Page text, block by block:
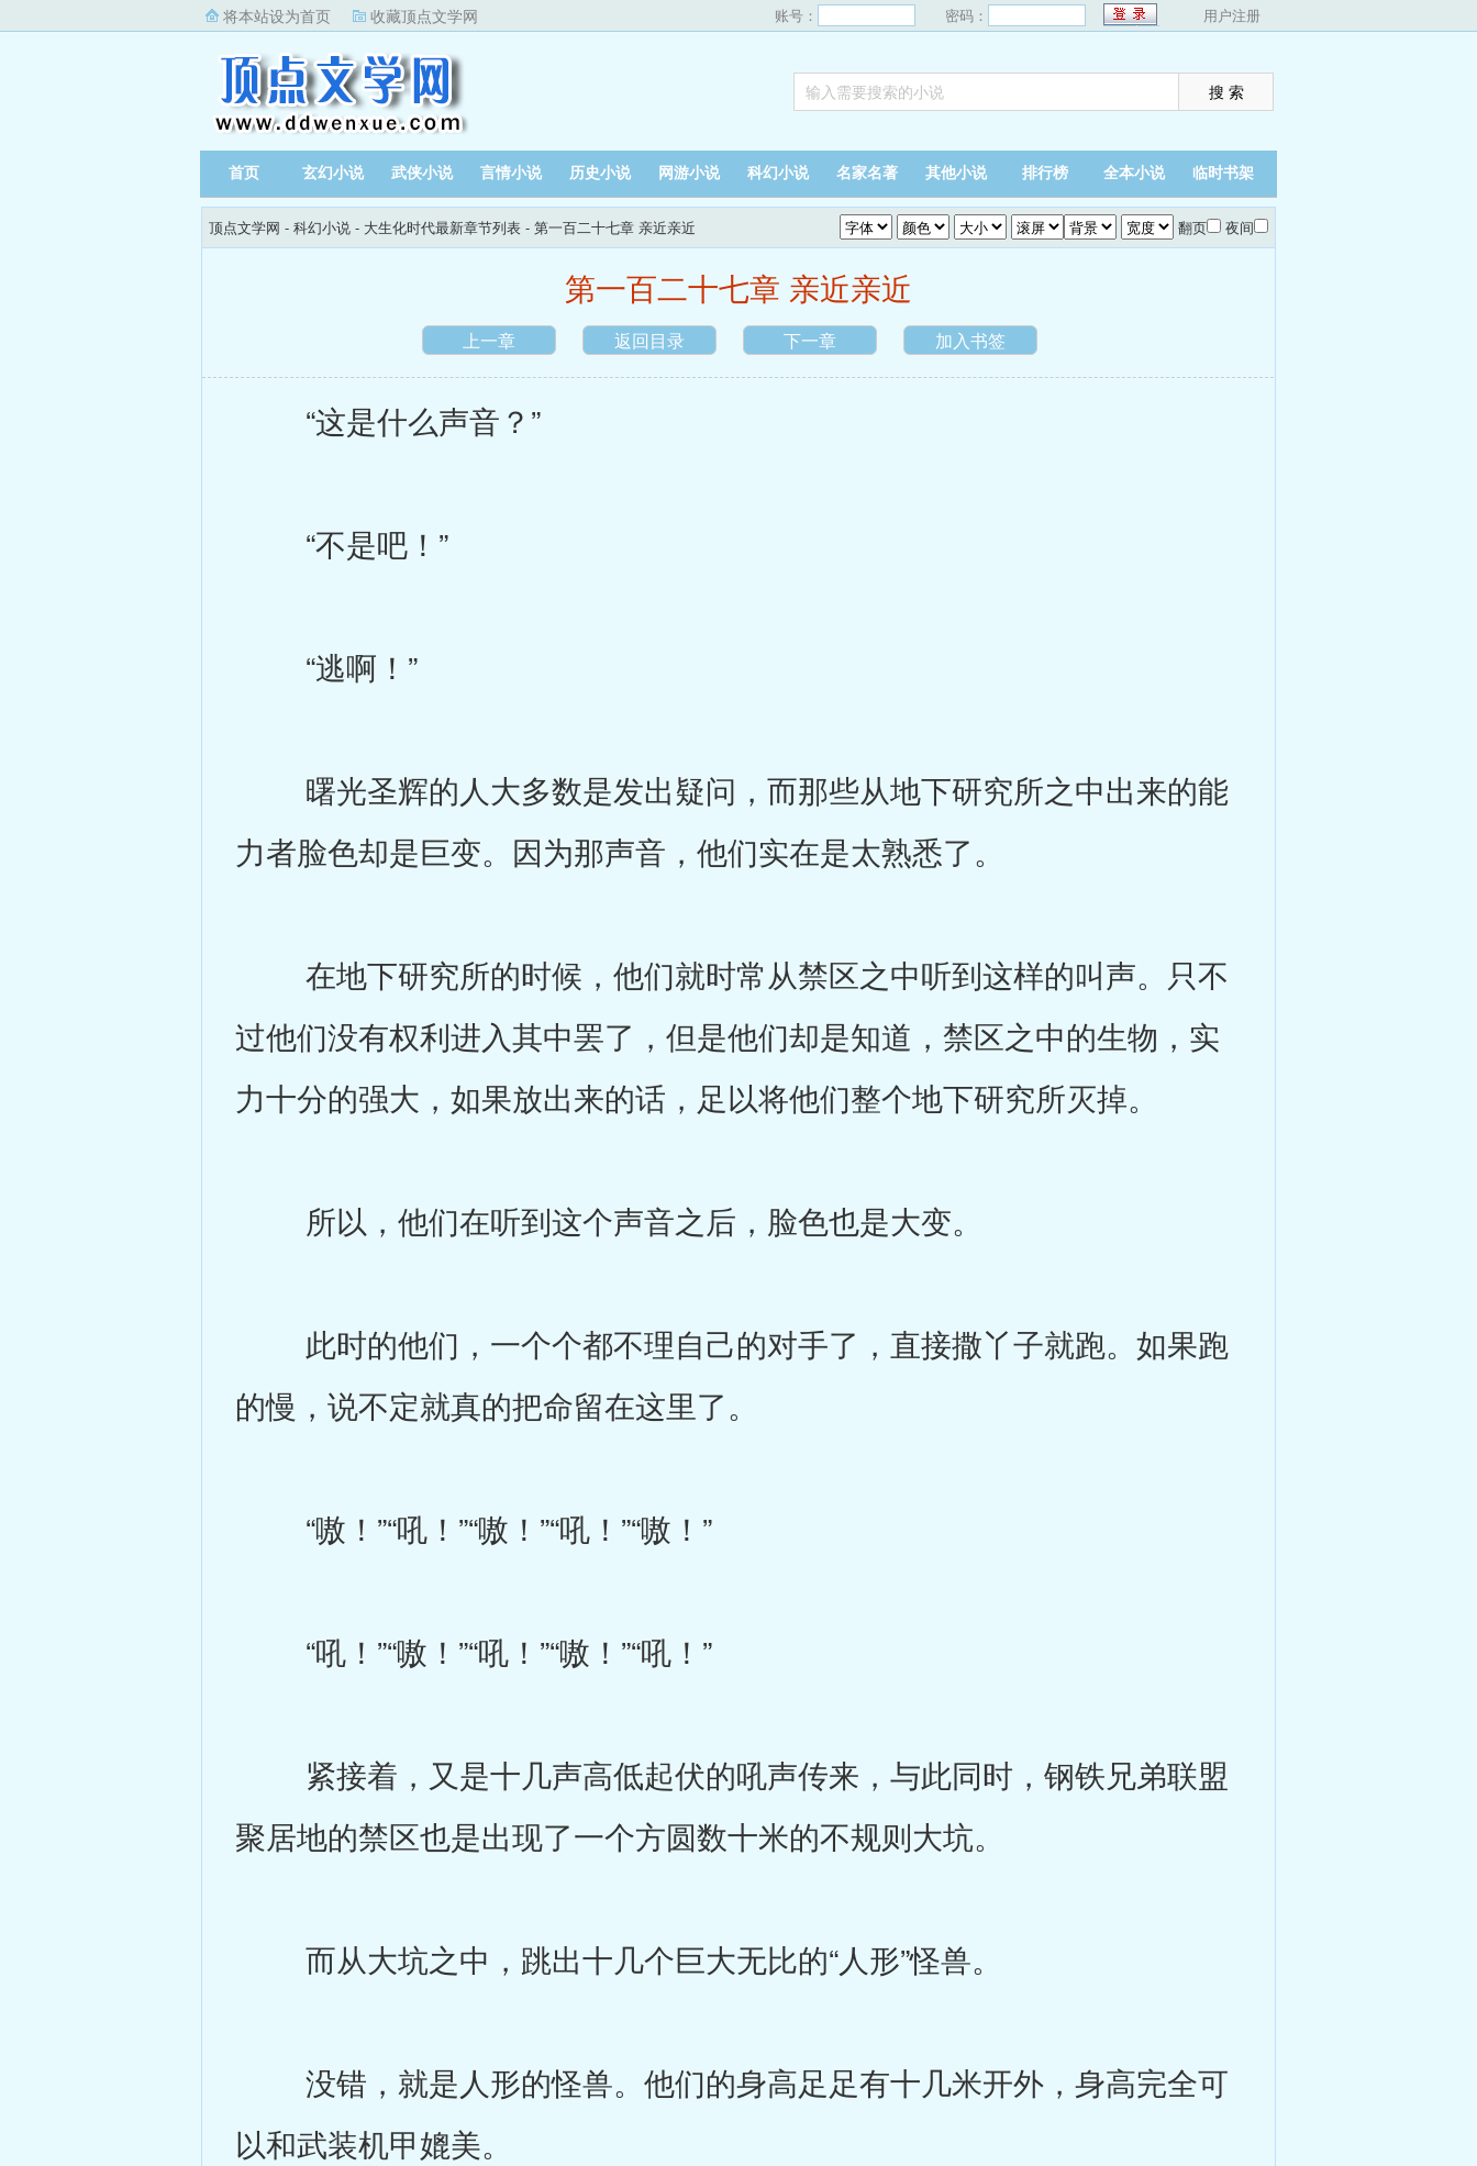
将本站设为首页 收藏顶点文学网 账号： 密码： 用户注册
首页 玄幻小说 武侠小说 言情小说 历史小说 网游小说 科幻小说 名家名著 其他小说 排行榜 全本小说 临时书架
顶点文学网 - 科幻小说 - 大生化时代最新章节列表 - 第一百二十七章 亲近亲近 翻页 夜间
第一百二十七章 亲近亲近
上一章 返回目录 下一章 加入书签
“这是什么声音？”
“不是吧！”
“逃啊！”
曙光圣辉的人大多数是发出疑问，而那些从地下研究所之中出来的能
力者脸色却是巨变。因为那声音，他们实在是太熟悉了。
在地下研究所的时候，他们就时常从禁区之中听到这样的叫声。只不
过他们没有权利进入其中罢了，但是他们却是知道，禁区之中的生物，实
力十分的强大，如果放出来的话，足以将他们整个地下研究所灭掉。
所以，他们在听到这个声音之后，脸色也是大变。
此时的他们，一个个都不理自己的对手了，直接撒丫子就跑。如果跑
的慢，说不定就真的把命留在这里了。
“嗷！”“吼！”“嗷！”“吼！”“嗷！”
“吼！”“嗷！”“吼！”“嗷！”“吼！”
紧接着，又是十几声高低起伏的吼声传来，与此同时，钢铁兄弟联盟
聚居地的禁区也是出现了一个方圆数十米的不规则大坑。
而从大坑之中，跳出十几个巨大无比的“人形”怪兽。
没错，就是人形的怪兽。他们的身高足足有十几米开外，身高完全可
以和武装机甲媲美。